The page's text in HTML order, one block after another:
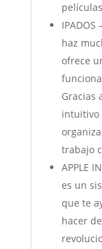
haz
ofrece
Gracias
intuitivo
trabajo
APPLE
es un
que te
hacer